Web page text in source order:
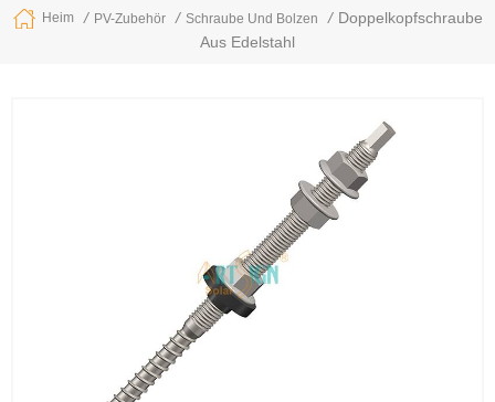
Heim / PV-Zubehör / Schraube Und Bolzen / Doppelkopfschraube
Aus Edelstahl